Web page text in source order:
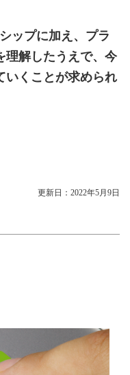
ップに加え、プラ
理解したうえで、今
いくことが求められ
更新日：2022年5月9日